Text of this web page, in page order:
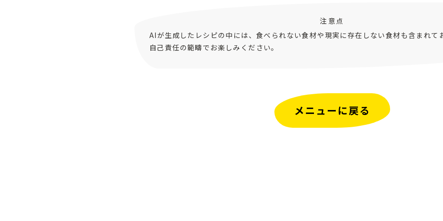
注意点
AIが生成したレシピの中には、食べられない食材や現実に存在しない食材も含まれて
自己責任の範疇でお楽しみください。
メニューに戻る